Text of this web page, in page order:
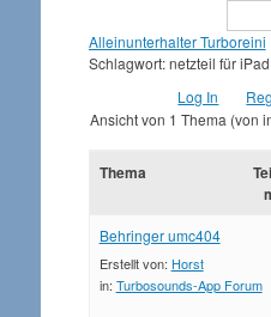
Alleinunterhalter Turboreini
Schlagwort: netzteil für iPad
Log In
Ansicht von 1 Thema (von
Thema
Behringer umc404
Erstellt von: Horst
in: Turbosounds-App Forum